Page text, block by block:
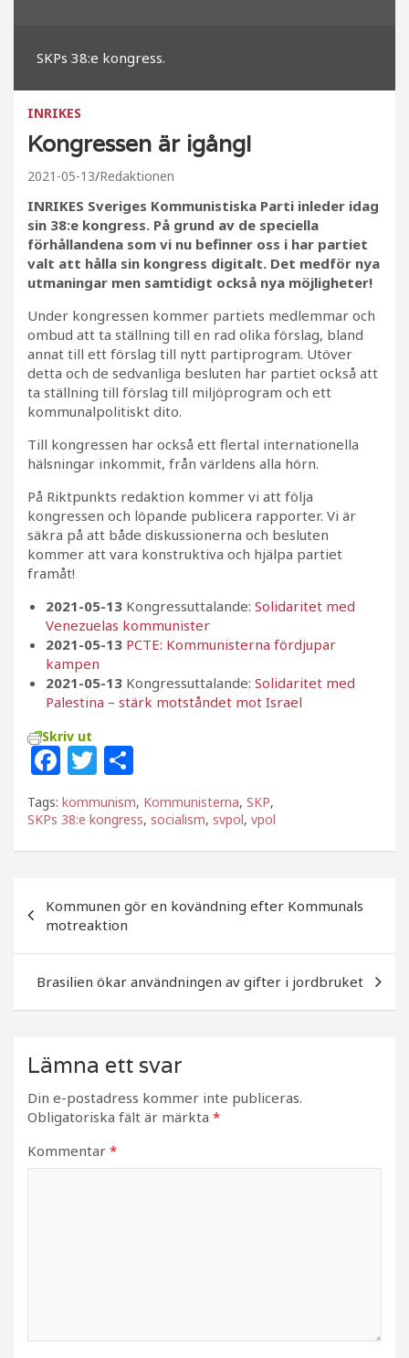
SKPs 38:e kongress.
INRIKES
Kongressen är igång!
2021-05-13 Redaktionen
INRIKES Sveriges Kommunistiska Parti inleder idag
sin 38:e kongress. På grund av de speciella
förhållandena som vi nu befinner oss i har partiet
valt att hålla sin kongress digitalt. Det medför nya
utmaningar men samtidigt också nya möjligheter!
Under kongressen kommer partiets medlemmar och
ombud att ta ställning till en rad olika förslag, bland
annat till ett förslag till nytt partiprogram. Utöver
detta och de sedvanliga besluten har partiet också att
ta ställning till förslag till miljöprogram och ett
kommunalpolitiskt dito.
Till kongressen har också ett flertal internationella
hälsningar inkommit, från världens alla hörn.
På Riktpunkts redaktion kommer vi att följa
kongressen och löpande publicera rapporter. Vi är
säkra på att både diskussionerna och besluten
kommer att vara konstruktiva och hjälpa partiet
framåt!
2021-05-13 Kongressuttalande: Solidaritet med
Venezuelas kommunister
2021-05-13 PCTE: Kommunisterna fördjupar
kampen
2021-05-13 Kongressuttalande: Solidaritet med
Palestina – stärk motståndet mot Israel
Skriv ut
F
a
c
e
o
o
k
T
w
itt
e
el
a
Tags: kommunism, Kommunisterna, SKP,
SKPs 38:e kongress, socialism, svpol, vpol
Kommunen gör en kovändning efter Kommunals
motreaktion
Brasilien ökar användningen av gifter i jordbruket
Lämna ett svar
Din e-postadress kommer inte publiceras.
Obligatoriska fält är märkta *
Kommentar *